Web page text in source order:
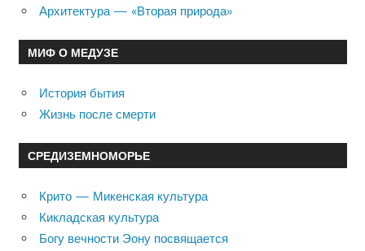
Архитектура — «Вторая природа»
МИФ О МЕДУЗЕ
История бытия
Жизнь после смерти
СРЕДИЗЕМНОМОРЬЕ
Крито — Микенская культура
Кикладская культура
Богу вечности Эону посвящается